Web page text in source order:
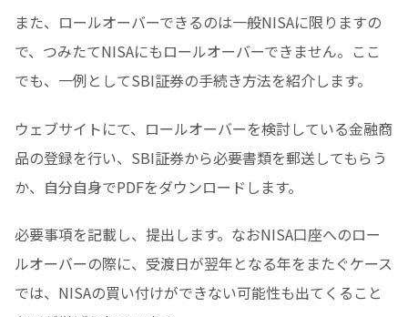
また、ロールオーバーできるのは一般NISAに限りますの
で、つみたてNISAにもロールオーバーできません。ここ
でも、一例としてSBI証券の手続き方法を紹介します。
ウェブサイトにて、ロールオーバーを検討している金融商
品の登録を行い、SBI証券から必要書類を郵送してもらう
か、自分自身でPDFをダウンロードします。
必要事項を記載し、提出します。なおNISA口座へのロー
ルオーバーの際に、受渡日が翌年となる年をまたぐケース
では、NISAの買い付けができない可能性も出てくること